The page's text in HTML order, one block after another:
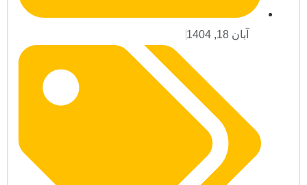
آبان 18, 1404